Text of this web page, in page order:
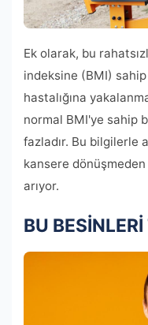
Ek olarak, bu
indeksine (BMI)
hastalığına
normal BMI'ye sahip
fazladır. Bu bilgilerle
kansere
arıyor.
BU